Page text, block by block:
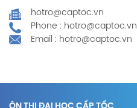
hotro@captoc.vn
Phone : hotro@captoc.vn
Email : hotro@captoc.vn